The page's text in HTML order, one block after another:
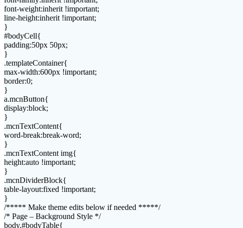
font-weight:inherit !important;
line-height:inherit !important;
}
#bodyCell{
padding:50px 50px;
}
.templateContainer{
max-width:600px !important;
border:0;
}
a.mcnButton{
display:block;
}
.mcnTextContent{
word-break:break-word;
}
.mcnTextContent img{
height:auto !important;
}
.mcnDividerBlock{
table-layout:fixed !important;
}
/***** Make theme edits below if needed *****/
/* Page – Background Style */
body,#bodyTable{